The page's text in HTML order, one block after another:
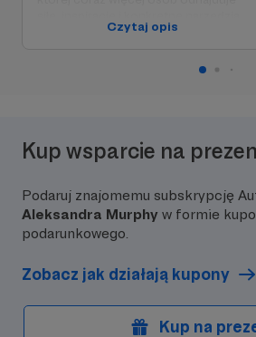
pierwszy krok ku wolności.
prawdziwe znaczenie! 🚀💛
Czytaj opis
Kup wsparcie na
Podaruj znajomemu subskrypcję
Aleksandra Murphy w formie
podarunkowego.
Zobacz jak działają kupony
Kup na